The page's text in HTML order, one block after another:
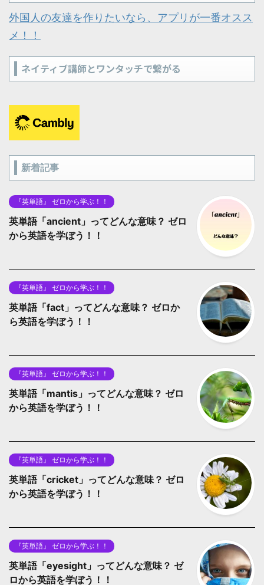
外国人の友達を作りたいなら、アプリが一番オスス
メ！！
ネイティブ講師とワンタッチで繋がる
新着記事
『英単語』 ゼロから学ぶ！！
英単語「ancient」ってどんな意味？ ゼロ
から英語を学ぼう！！
『英単語』 ゼロから学ぶ！！
英単語「fact」ってどんな意味？ ゼロか
ら英語を学ぼう！！
『英単語』 ゼロから学ぶ！！
英単語「mantis」ってどんな意味？ ゼロ
から英語を学ぼう！！
『英単語』 ゼロから学ぶ！！
英単語「cricket」ってどんな意味？ ゼロ
から英語を学ぼう！！
『英単語』 ゼロから学ぶ！！
英単語「eyesight」ってどんな意味？ ゼ
ロから英語を学ぼう！！